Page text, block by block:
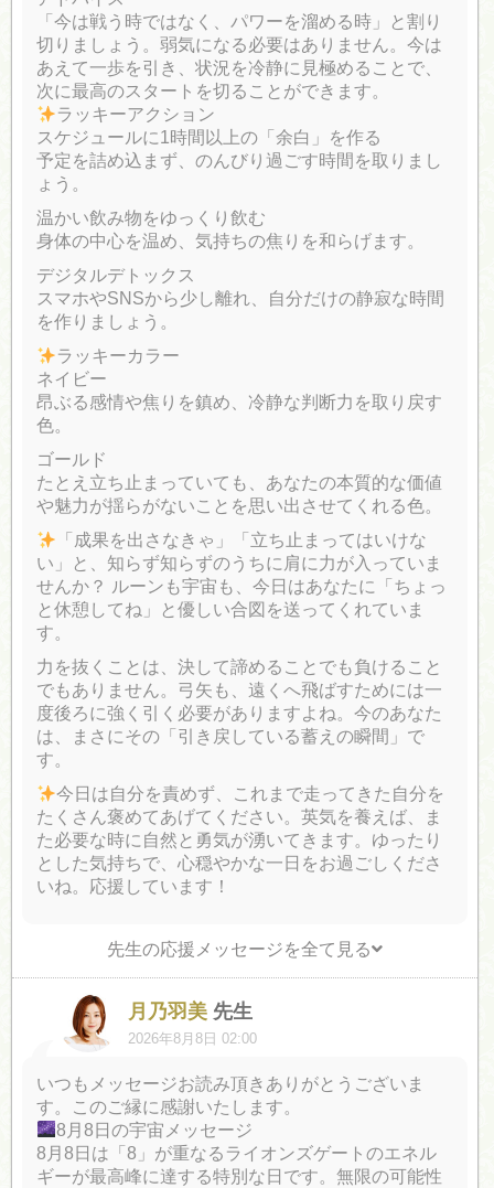
「今は戦う時ではなく、パワーを溜める時」と割り
切りましょう。弱気になる必要はありません。今は
あえて一歩を引き、状況を冷静に見極めることで、
次に最高のスタートを切ることができます。
ラッキーアクション
スケジュールに1時間以上の「余白」を作る
予定を詰め込まず、のんびり過ごす時間を取りまし
ょう。
温かい飲み物をゆっくり飲む
身体の中心を温め、気持ちの焦りを和らげます。
デジタルデトックス
スマホやSNSから少し離れ、自分だけの静寂な時間
を作りましょう。
ラッキーカラー
ネイビー
昂ぶる感情や焦りを鎮め、冷静な判断力を取り戻す
色。
ゴールド
たとえ立ち止まっていても、あなたの本質的な価値
や魅力が揺らがないことを思い出させてくれる色。
「成果を出さなきゃ」「立ち止まってはいけな
い」と、知らず知らずのうちに肩に力が入っていま
せんか？ ルーンも宇宙も、今日はあなたに「ちょっ
と休憩してね」と優しい合図を送ってくれていま
す。
力を抜くことは、決して諦めることでも負けること
でもありません。弓矢も、遠くへ飛ばすためには一
度後ろに強く引く必要がありますよね。今のあなた
は、まさにその「引き戻している蓄えの瞬間」で
す。
今日は自分を責めず、これまで走ってきた自分を
たくさん褒めてあげてください。英気を養えば、ま
た必要な時に自然と勇気が湧いてきます。ゆったり
とした気持ちで、心穏やかな一日をお過ごしくださ
いね。応援しています！
先生の応援メッセージを全て見る
月乃羽美 先生
2026年8月8日 02:00
いつもメッセージお読み頂きありがとうございま
す。このご縁に感謝いたします。
8月8日の宇宙メッセージ
8月8日は「8」が重なるライオンズゲートのエネル
ギーが最高峰に達する特別な日です。無限の可能性